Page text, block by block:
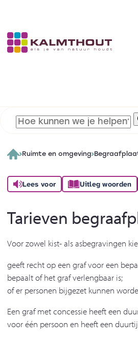
Ruimte en omgeving
Lees voor Uitleg woorden
Tarieven
Voor zowel kist- als asbegravingen
geeft recht op een graf voor een
bepaalt of het graf verlengbaar is;
of er personen bijgezet kunnen
Een graf met concessie heeft een
voor één persoon en heeft een